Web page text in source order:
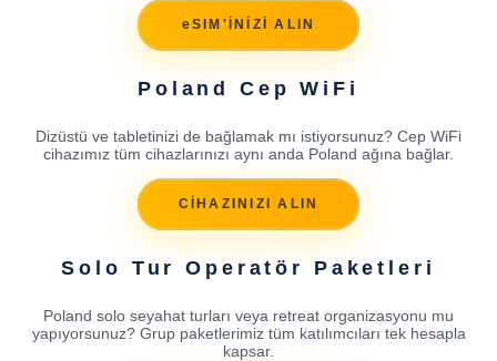
eSIM'İNİZİ ALIN
Poland Cep WiFi
Dizüstü ve tabletinizi de bağlamak mı istiyorsunuz? Cep WiFi
cihazımız tüm cihazlarınızı aynı anda Poland ağına bağlar.
CİHAZINIZI ALIN
Solo Tur Operatör Paketleri
Poland solo seyahat turları veya retreat organizasyonu mu
yapıyorsunuz? Grup paketlerimiz tüm katılımcıları tek hesapla
kapsar.